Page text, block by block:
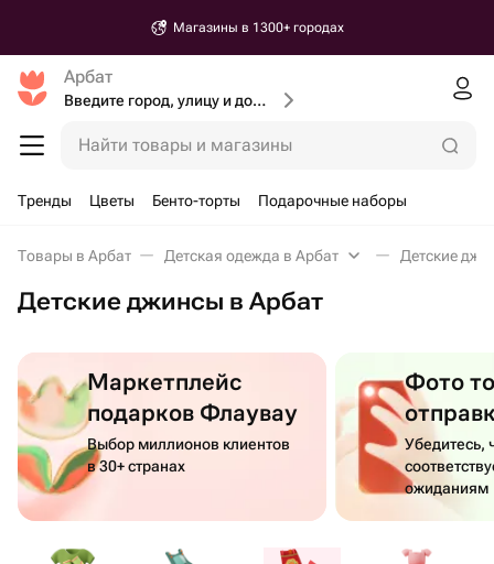
Магазины в 1300+ городах
Арбат
Введите город, улицу и дом доставки
Найти товары и магазины
Тренды Цветы Бенто-торты Подарочные наборы
Товары в Арбат Детская одежда в Арбат Детские
Детские джинсы в Арбат
Маркетплейс
подарков Флаувау
Выбор миллионов клиентов
в 30+ странах
Фото
Убедитесь,
ожиданиям